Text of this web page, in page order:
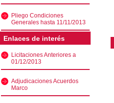
Pliego Condiciones
Generales hasta 11/11/2013
Enlaces de interés
Licitaciones Anteriores a
01/12/2013
Adjudicaciones Acuerdos
Marco